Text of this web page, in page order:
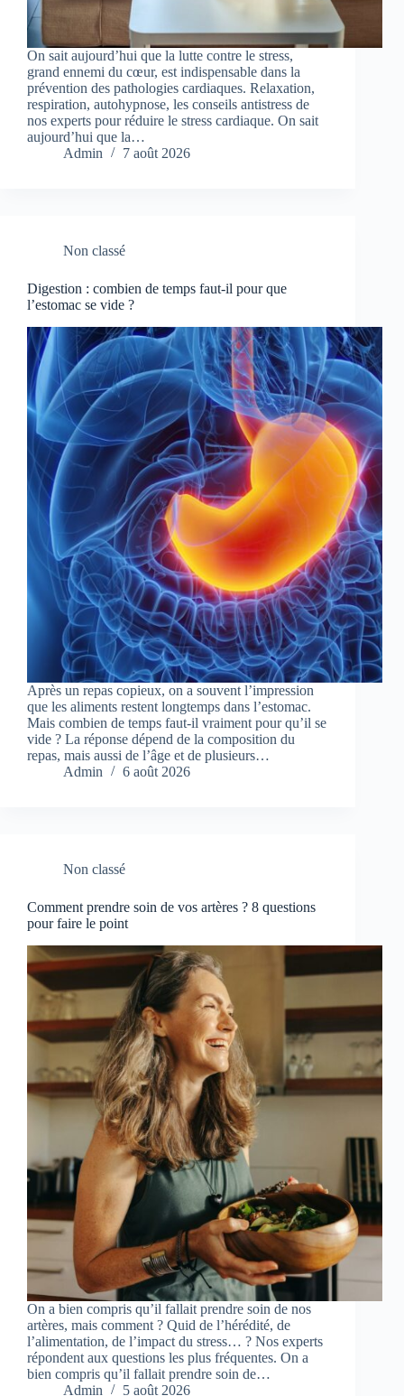
On sait aujourd’hui que la lutte contre le stress,
grand ennemi du cœur, est indispensable dans la
prévention des pathologies cardiaques. Relaxation,
respiration, autohypnose, les conseils antistress de
nos experts pour réduire le stress cardiaque. On sait
aujourd’hui que la…
Admin
7 août 2026
Non classé
Digestion : combien de temps faut-il pour que
l’estomac se vide ?
Après un repas copieux, on a souvent l’impression
que les aliments restent longtemps dans l’estomac.
Mais combien de temps faut-il vraiment pour qu’il se
vide ? La réponse dépend de la composition du
repas, mais aussi de l’âge et de plusieurs…
Admin
6 août 2026
Non classé
Comment prendre soin de vos artères ? 8 questions
pour faire le point
On a bien compris qu’il fallait prendre soin de nos
artères, mais comment ? Quid de l’hérédité, de
l’alimentation, de l’impact du stress… ? Nos experts
répondent aux questions les plus fréquentes. On a
bien compris qu’il fallait prendre soin de…
Admin
5 août 2026